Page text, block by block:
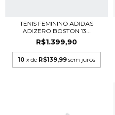
TENIS FEMININO ADIDAS
ADIZERO BOSTON 13...
R$1.399,90
10 x de R$139,99 sem juros